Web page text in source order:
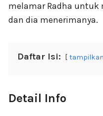
melamar Radha untuk
dan dia menerimanya.
Daftar Isi: tampilkan
Detail Info